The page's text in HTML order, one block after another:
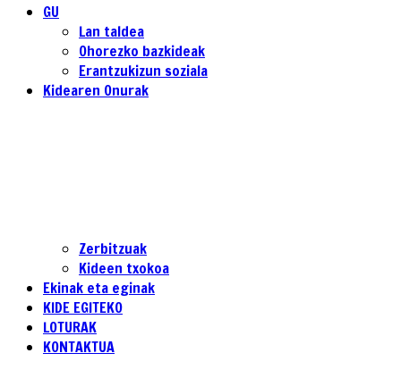
GU
Lan taldea
Ohorezko bazkideak
Erantzukizun soziala
Kidearen Onurak
Zerbitzuak
Kideen txokoa
Ekinak eta eginak
KIDE EGITEKO
LOTURAK
KONTAKTUA